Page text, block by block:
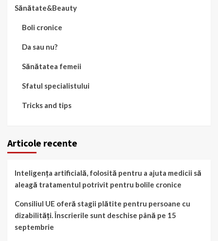
Sănătate&Beauty
Boli cronice
Da sau nu?
Sănătatea femeii
Sfatul specialistului
Tricks and tips
Articole recente
Inteligența artificială, folosită pentru a ajuta medicii să
aleagă tratamentul potrivit pentru bolile cronice
Consiliul UE oferă stagii plătite pentru persoane cu
dizabilități. Înscrierile sunt deschise până pe 15
septembrie